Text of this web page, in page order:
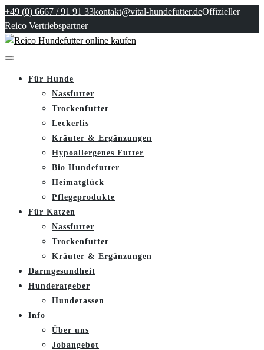
+49 (0) 6667 / 91 91 33kontakt@vital-hundefutter.deOffizieller
Reico Vertriebspartner
Für Hunde
Nassfutter
Trockenfutter
Leckerlis
Kräuter & Ergänzungen
Hypoallergenes Futter
Bio Hundefutter
Heimatglück
Pflegeprodukte
Für Katzen
Nassfutter
Trockenfutter
Kräuter & Ergänzungen
Darmgesundheit
Hunderatgeber
Hunderassen
Info
Über uns
Jobangebot